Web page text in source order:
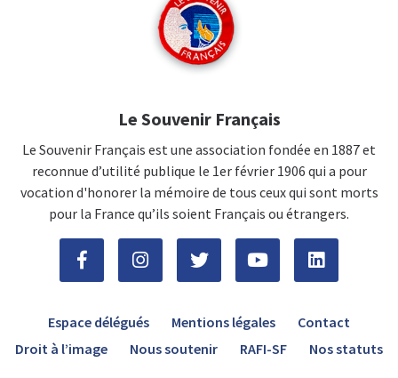
Le Souvenir Français
Le Souvenir Français est une association fondée en 1887 et
reconnue d’utilité publique le 1er février 1906 qui a pour
vocation d'honorer la mémoire de tous ceux qui sont morts
pour la France qu’ils soient Français ou étrangers.
Espace délégués Mentions légales
Contact
Droit à l’image
Nous soutenir RAFI-SF Nos statuts